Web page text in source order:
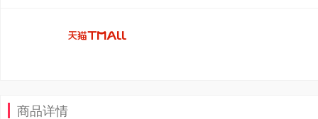
商品详情